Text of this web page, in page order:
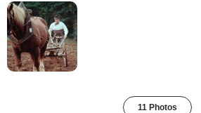
11 Photos